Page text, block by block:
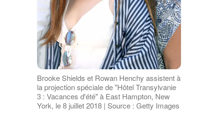
Brooke Shields et Rowan Henchy assistent à
la projection spéciale de "Hôtel Transylvanie
3 : Vacances d'été" à East Hampton, New
York, le 8 juillet 2018 | Source : Getty Images